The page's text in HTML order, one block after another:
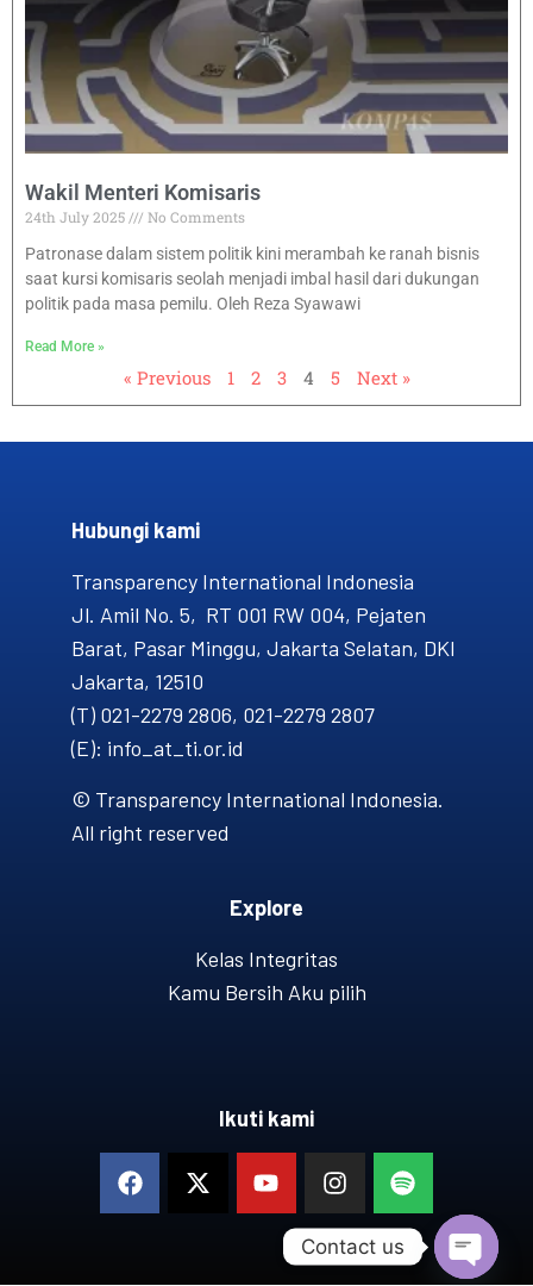
Wakil Menteri Komisaris
24th July 2025
No Comments
Patronase dalam sistem politik kini merambah ke ranah bisnis
saat kursi komisaris seolah menjadi imbal hasil dari dukungan
politik pada masa pemilu. Oleh Reza Syawawi
Read More »
« Previous 1 2 3 4 5 Next »
Hubungi kami​
Transparency International Indonesia
Jl. Amil No. 5, RT 001 RW 004, Pejaten
Barat, Pasar Minggu, Jakarta Selatan, DKI
Jakarta, 12510
(T) 021-2279 2806, 021-2279 2807
(E): info_at_ti.or.id
© Transparency International Indonesia.
All right reserved
Explore
Kelas Integritas
Kamu Bersih Aku pilih
Ikuti kami
Contact us